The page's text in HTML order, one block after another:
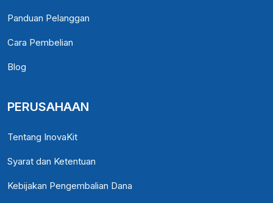
Panduan Pelanggan
Cara Pembelian
Blog
PERUSAHAAN
Tentang InovaKit
Syarat dan Ketentuan
Kebijakan Pengembalian Dana